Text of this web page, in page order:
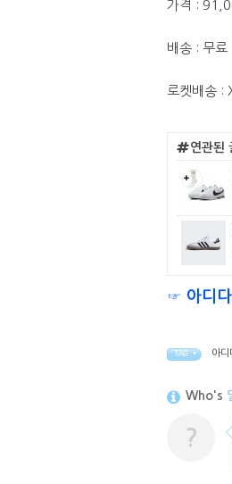
가격 :
배송 : 무료
로켓배송 :
연관된
☞ 아디다
TAG • 아디
Who's
?